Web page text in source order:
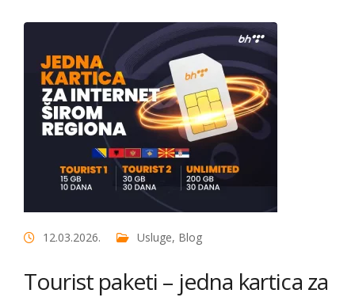
12.03.2026. Usluge, Blog
Tourist paketi – jedna kartica za